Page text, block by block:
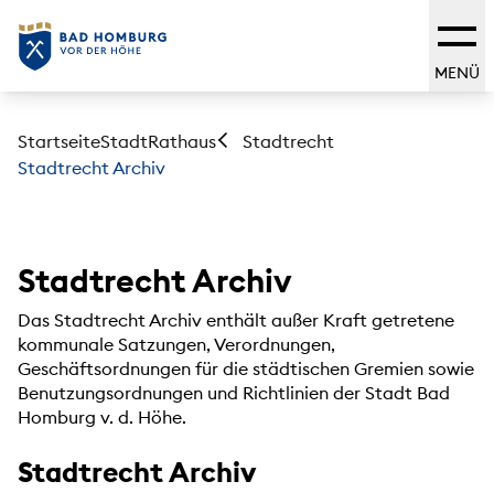
MENÜ
StartseiteStadtRathaus
Stadtrecht
Stadtrecht Archiv
Stadtrecht Archiv
Das Stadtrecht Archiv enthält außer Kraft getretene
kommunale Satzungen, Verordnungen,
Geschäftsordnungen für die städtischen Gremien sowie
Benutzungsordnungen und Richtlinien der Stadt Bad
Homburg v. d. Höhe.
Stadtrecht Archiv